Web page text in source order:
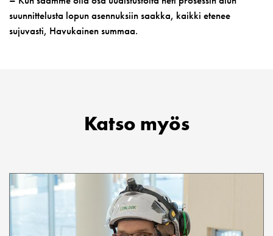
suunnittelusta lopun asennuksiin saakka, kaikki etenee
sujuvasti, Havukainen summaa.
Katso myös